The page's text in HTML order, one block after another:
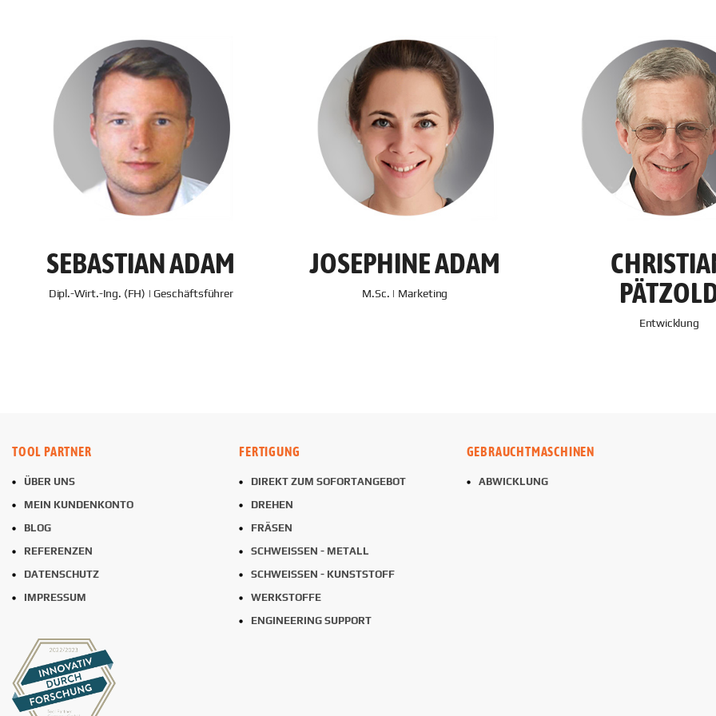
SEBASTIAN ADAM
Dipl.-Wirt.-Ing. (FH) | Geschäftsführer
JOSEPHINE ADAM
M.Sc. | Marketing
Entwicklung
TOOL PARTNER
ÜBER UNS
MEIN KUNDENKONTO
BLOG
REFERENZEN
DATENSCHUTZ
IMPRESSUM
FERTIGUNG
DIREKT ZUM SOFORTANGEBOT
DREHEN
FRÄSEN
SCHWEISSEN - METALL
SCHWEISSEN - KUNSTSTOFF
WERKSTOFFE
ENGINEERING SUPPORT
GEBRAUCHTMASCHINEN
ABWICKLUNG